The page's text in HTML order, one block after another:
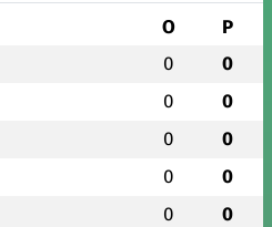
O P
0 0
0 0
0 0
0 0
0 0